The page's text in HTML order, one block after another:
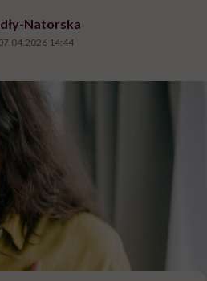
Natorska
14:44